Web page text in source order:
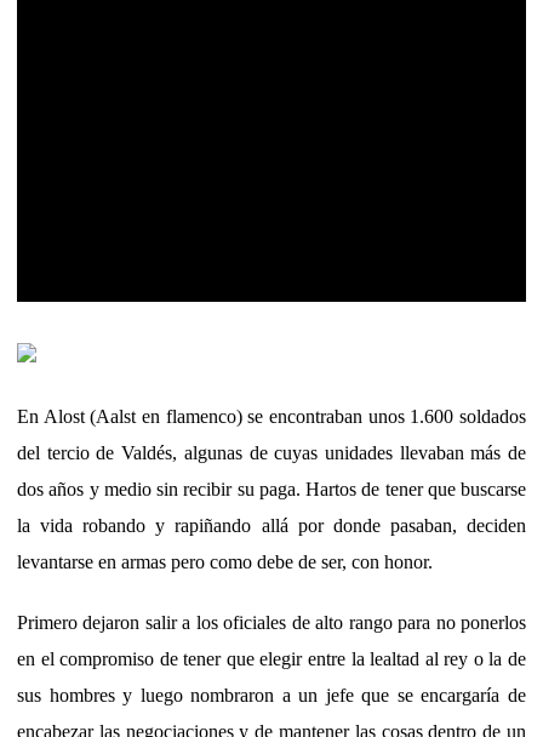
En Alost (Aalst en flamenco) se encontraban unos 1.600 soldados
del tercio de Valdés, algunas de cuyas unidades llevaban más de
dos años y medio sin recibir su paga. Hartos de tener que buscarse
la vida robando y rapiñando allá por donde pasaban, deciden
levantarse en armas pero como debe de ser, con honor.
Primero dejaron salir a los oficiales de alto rango para no ponerlos
en el compromiso de tener que elegir entre la lealtad al rey o la de
sus hombres y luego nombraron a un jefe que se encargaría de
encabezar las negociaciones y de mantener las cosas dentro de un